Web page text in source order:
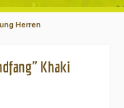
Herren
Khaki